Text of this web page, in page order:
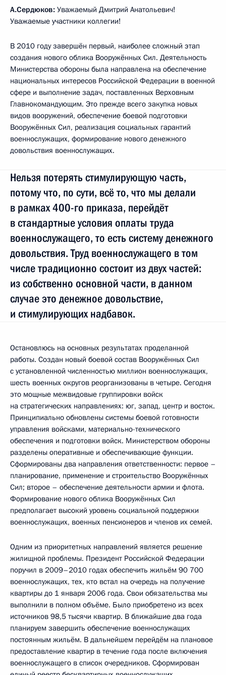
А.Сердюков: Уважаемый Дмитрий Анатольевич!
Уважаемые участники коллегии!
В 2010 году завершён первый, наиболее сложный этап
создания нового облика Вооружённых Сил. Деятельность
Министерства обороны была направлена на обеспечение
национальных интересов Российской Федерации в военной
сфере и выполнение задач, поставленных Верховным
Главнокомандующим. Это прежде всего закупка новых
видов вооружений, обеспечение боевой подготовки
Вооружённых Сил, реализация социальных гарантий
военнослужащих, формирование нового денежного
довольствия военнослужащих.
Нельзя потерять стимулирующую часть,
потому что, по сути, всё то, что мы делали
в рамках 400-го приказа, перейдёт
в стандартные условия оплаты труда
военнослужащего, то есть систему денежного
довольствия. Труд военнослужащего в том
числе традиционно состоит из двух частей:
из собственно основной части, в данном
случае это денежное довольствие,
и стимулирующих надбавок.
Остановлюсь на основных результатах проделанной
работы. Создан новый боевой состав Вооружённых Сил
с установленной численностью миллион военнослужащих,
шесть военных округов реорганизованы в четыре. Сегодня
это мощные межвидовые группировки войск
на стратегических направлениях: юг, запад, центр и восток.
Принципиально обновлены системы боевой готовности
управления войсками, материально-технического
обеспечения и подготовки войск. Министерством обороны
разделены оперативные и обеспечивающие функции.
Сформированы два направления ответственности: первое –
планирование, применение и строительство Вооружённых
Сил; второе – обеспечение деятельности армии и флота.
Формирование нового облика Вооружённых Сил
предполагает высокий уровень социальной поддержки
военнослужащих, военных пенсионеров и членов их семей.
Одним из приоритетных направлений является решение
жилищной проблемы. Президент Российской Федерации
поручил в 2009–2010 годах обеспечить жильём 90 700
военнослужащих, тех, кто встал на очередь на получение
квартиры до 1 января 2006 года. Свои обязательства мы
выполнили в полном объёме. Было приобретено из всех
источников 98,5 тысячи квартир. В ближайшие два года
планируем завершить обеспечение военнослужащих
постоянным жильём. В дальнейшем перейдём на плановое
предоставление квартир в течение года после включения
военнослужащего в список очередников. Сформирован